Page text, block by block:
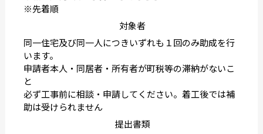
※先着順
対象者
同一住宅及び同一人につきいずれも１回のみ助成を行
います。
申請者本人・同居者・所有者が町税等の滞納がないこ
と
必ず工事前に相談・申請してください。着工後では補
助は受けられません
提出書類